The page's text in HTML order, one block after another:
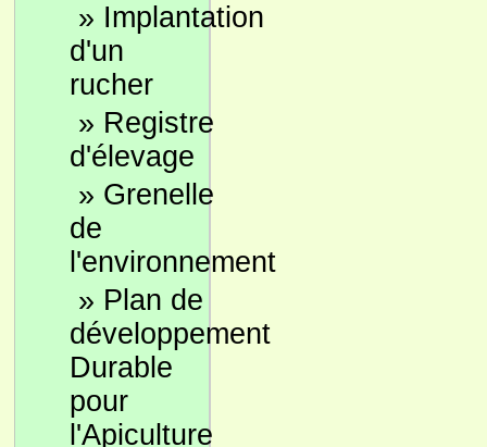
» Implantation
d'un
rucher
» Registre
d'élevage
» Grenelle
de
l'environnement
» Plan de
développement
Durable
pour
l'Apiculture